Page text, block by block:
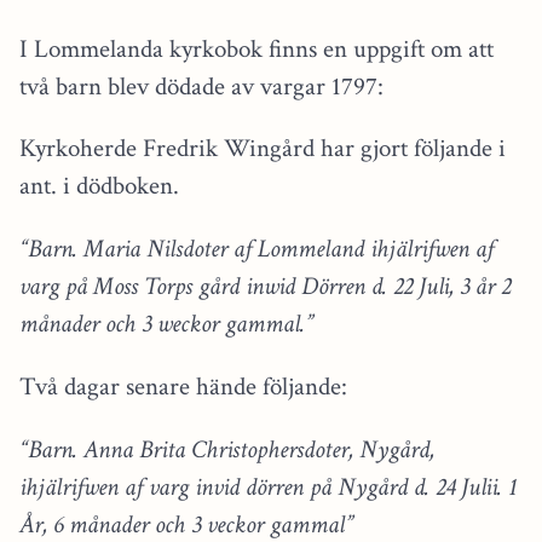
I Lommelanda kyrkobok finns en uppgift om att
två barn blev dödade av vargar 1797:
Kyrkoherde Fredrik Wingård har gjort följande i
ant. i dödboken.
“Barn. Maria Nilsdoter af Lommeland ihjälrifwen af
varg på Moss Torps gård inwid Dörren d. 22 Juli, 3 år 2
månader och 3 weckor gammal.”
Två dagar senare hände följande:
“Barn. Anna Brita Christophersdoter, Nygård,
ihjälrifwen af varg invid dörren på Nygård d. 24 Julii. 1
År, 6 månader och 3 veckor gammal”